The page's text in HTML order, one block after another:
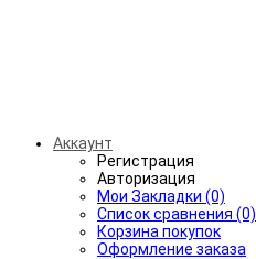
Аккаунт
Регистрация
Авторизация
Мои Закладки (0)
Список сравнения (0)
Корзина покупок
Оформление заказа